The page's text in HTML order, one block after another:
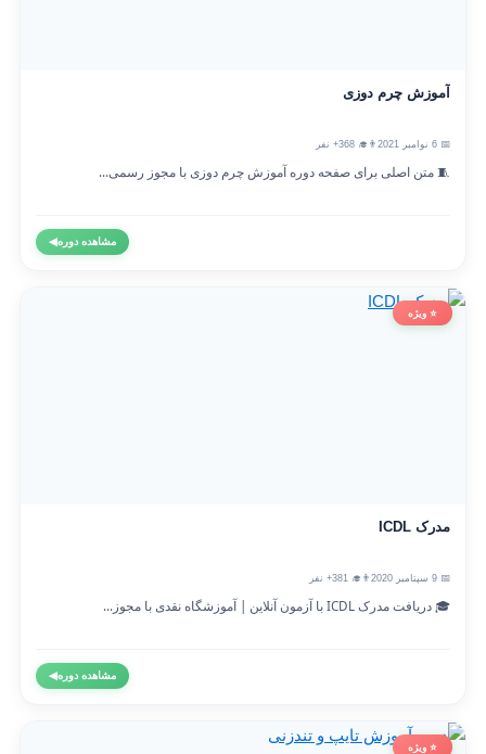
آموزش چرم دوزی
👨‍🎓 368+ نفر
🧵 متن اصلی برای صفحه دوره آموزش چرم دوزی با مجوز رسمی...
مشاهده دوره◀
⭐ ویژه
مدرک ICDL
👨‍🎓 381+ نفر
🎓 دریافت مدرک ICDL با آزمون آنلاین | آموزشگاه نقدی با مجوز...
مشاهده دوره◀
⭐ ویژه